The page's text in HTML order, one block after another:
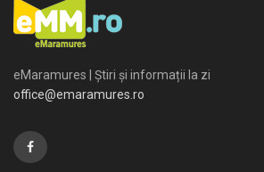
eMaramures | Știri și informații la zi
office@emaramures.ro